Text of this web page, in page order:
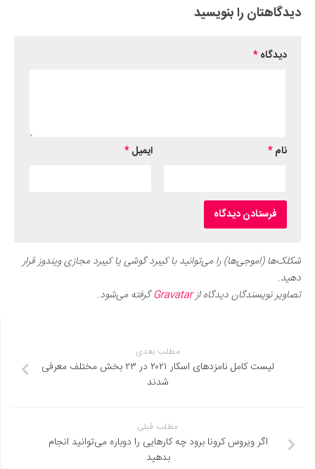
دیدگاهتان را بنویسید
دیدگاه*
نام* ایمیل*
شکلک‌ها (اموجی‌ها) را می‌توانید با کیبرد گوشی یا کیبرد مجازی ویندوز قرار
دهید.
تصاویر نویسندگان دیدگاه ازGravatarگرفته می‌شود.
مطلب بعدی
لیست کامل نامزدهای اسکار ۲۰۲۱ در ۲۳ بخش مختلف معرفی
شدند
مطلب قبلی
اگر ویروس کرونا برود چه کارهایی را دوباره می‌توانید انجام
بدهید